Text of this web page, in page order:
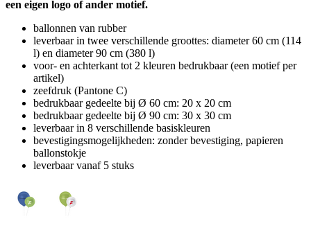
een eigen logo of ander motief.
ballonnen van rubber
leverbaar in twee verschillende groottes: diameter 60 cm (114
l) en diameter 90 cm (380 l)
voor- en achterkant tot 2 kleuren bedrukbaar (een motief per
artikel)
zeefdruk (Pantone C)
bedrukbaar gedeelte bij Ø 60 cm: 20 x 20 cm
bedrukbaar gedeelte bij Ø 90 cm: 30 x 30 cm
leverbaar in 8 verschillende basiskleuren
bevestigingsmogelijkheden: zonder bevestiging, papieren
ballonstokje
leverbaar vanaf 5 stuks